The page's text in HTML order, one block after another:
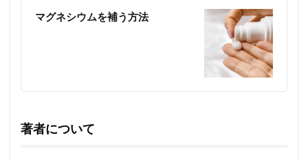
マグネシウムを補う方法
著者について